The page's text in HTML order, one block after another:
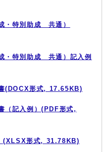
・特別助成 共通）
・特別助成 共通）記入例
(DOCX形式, 17.65KB)
（記入例）(PDF形式,
(XLSX形式, 31.78KB)